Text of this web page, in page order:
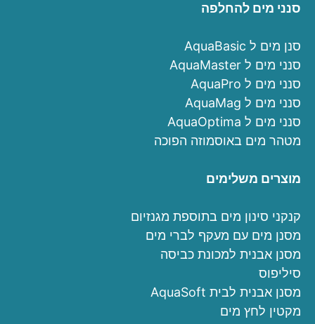
סנני מים להחלפה
סנן מים ל AquaBasic
סנני מים ל AquaMaster
סנני מים ל AquaPro
סנני מים ל AquaMag
סנני מים ל AquaOptima
מטהר מים באוסמוזה הפוכה
מוצרים משלימים
קנקני סינון מים בתוספת מגנזיום
מסנן מים עם מעקף לברי מים
מסנן אבנית למכונת כביסה
סיליפוס
מסנן אבנית לבית AquaSoft
מקטין לחץ מים